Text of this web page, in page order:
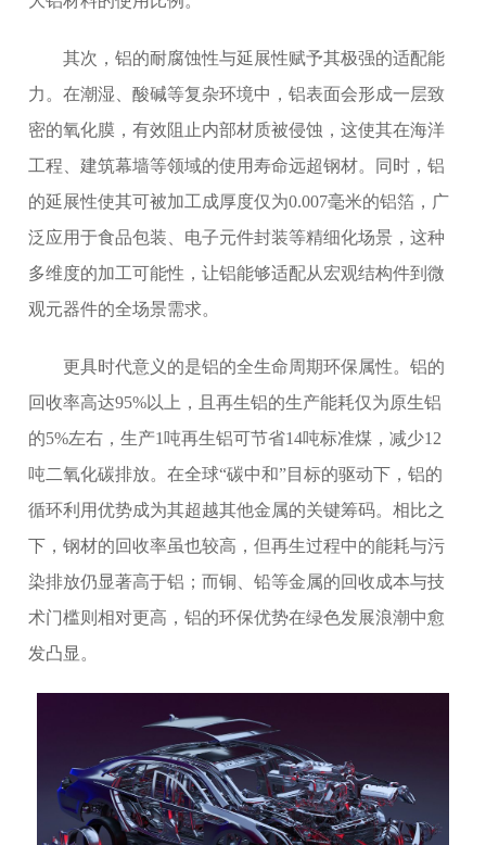
其次，铝的耐腐蚀性与延展性赋予其极强的适配能
力。在潮湿、酸碱等复杂环境中，铝表面会形成一层致
密的氧化膜，有效阻止内部材质被侵蚀，这使其在海洋
工程、建筑幕墙等领域的使用寿命远超钢材。同时，铝
的延展性使其可被加工成厚度仅为0.007毫米的铝箔，广
泛应用于食品包装、电子元件封装等精细化场景，这种
多维度的加工可能性，让铝能够适配从宏观结构件到微
观元器件的全场景需求。
更具时代意义的是铝的全生命周期环保属性。铝的
回收率高达95%以上，且再生铝的生产能耗仅为原生铝
的5%左右，生产1吨再生铝可节省14吨标准煤，减少12
吨二氧化碳排放。在全球“碳中和”目标的驱动下，铝的
循环利用优势成为其超越其他金属的关键筹码。相比之
下，钢材的回收率虽也较高，但再生过程中的能耗与污
染排放仍显著高于铝；而铜、铅等金属的回收成本与技
术门槛则相对更高，铝的环保优势在绿色发展浪潮中愈
发凸显。